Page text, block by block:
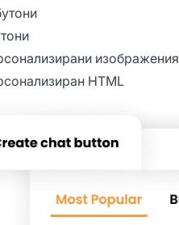
изображения
HTML